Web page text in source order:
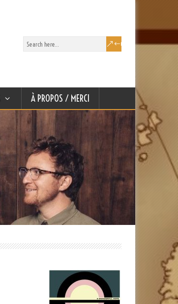
À PROPOS / MERCI